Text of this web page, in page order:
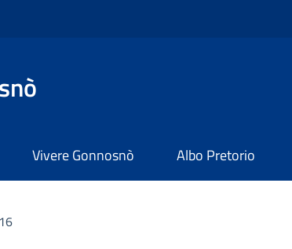
Vivere Gonnosnò Albo Pretorio